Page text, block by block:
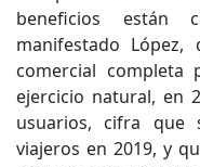
beneficios están
manifestado
comercial
ejercicio natural, en
usuarios, cifra que
viajeros en 2019, y